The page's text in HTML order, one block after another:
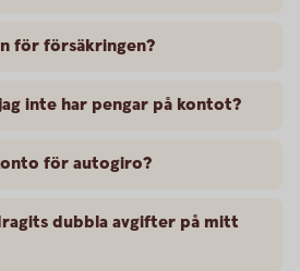
för försäkringen?
inte har pengar på kontot?
för autogiro?
dubbla avgifter på mitt